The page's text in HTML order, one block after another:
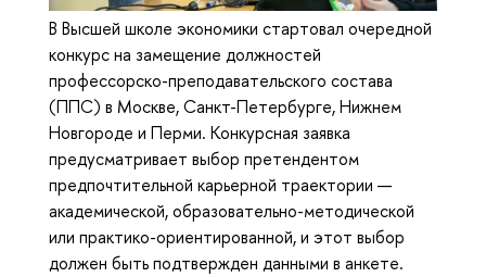
В Высшей школе экономики стартовал очередной
конкурс на замещение должностей
профессорско-преподавательского состава
(ППС) в Москве, Санкт-Петербурге, Нижнем
Новгороде и Перми. Конкурсная заявка
предусматривает выбор претендентом
предпочтительной карьерной траектории —
академической, образовательно-методической
или практико-ориентированной, и этот выбор
должен быть подтвержден данными в анкете.